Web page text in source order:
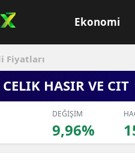
Ekonomi
Fiyatları
CELIK HASIR VE CIT
DEĞİŞİM
9,96%